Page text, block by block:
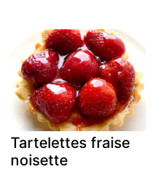
Tartelettes fraise
noisette